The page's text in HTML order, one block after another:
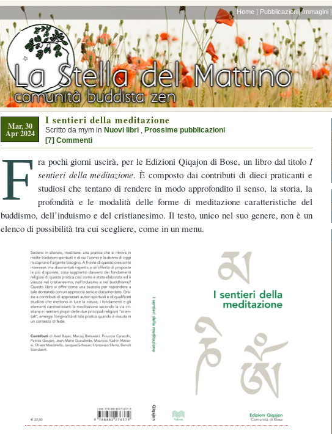
Home | Pubblicazioni| Immagini |
Mar, 30
Apr 2024
I sentieri della meditazione
Scritto da mym in Nuovi libri
Prossime pubblicazioni
[7] Commenti
F ra pochi giorni uscirà, per le Edizioni Qiqajon di Bose, un libro dal titolo I
sentieri della meditazione. È composto dai contributi di dieci praticanti e
studiosi che tentano di rendere in modo approfondito il senso, la storia, la
profondità e le modalità delle forme di meditazione caratteristiche del
buddismo, dell’induismo e del cristianesimo. Il testo, unico nel suo genere, non è un
elenco di possibilità tra cui scegliere, come in un menu.